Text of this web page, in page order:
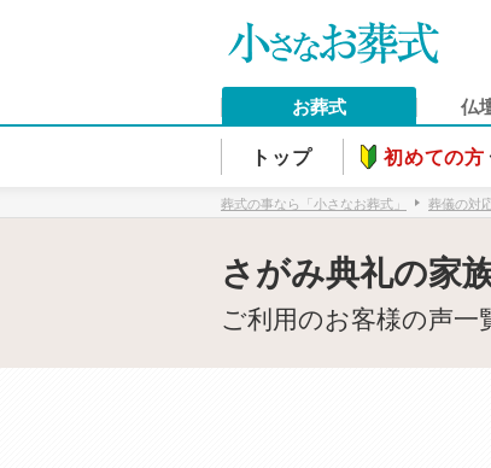
お葬式 仏
トップ 初めての方
葬式の事なら「小さなお葬式」 葬儀の対
さがみ典礼の家
ご利用のお客様の声一